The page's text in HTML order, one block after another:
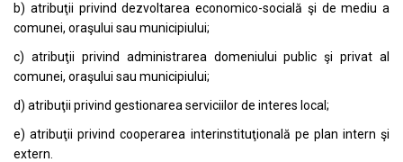
b) atribuţii privind dezvoltarea economico-socială şi de mediu a
comunei, oraşului sau municipiului;
c) atribuţii privind administrarea domeniului public şi privat al
comunei, oraşului sau municipiului;
d) atribuţii privind gestionarea serviciilor de interes local;
e) atribuţii privind cooperarea interinstituţională pe plan intern şi
extern.